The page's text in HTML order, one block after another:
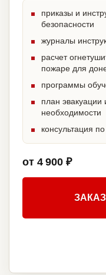
приказы и
безопасности
журналы
расчет
пожаре для
программы
план эвакуации
необходимости
консультация
от 4 900 ₽